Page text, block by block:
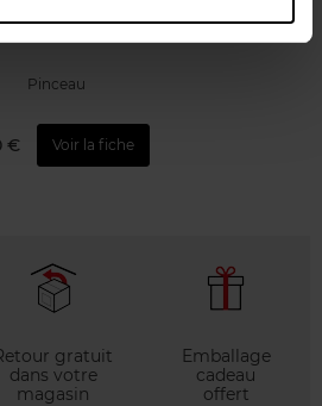
Sourcils
Pinceau
€ Voir la fiche
gratuit
dans votre
magasin
Emballage
cadeau
offert